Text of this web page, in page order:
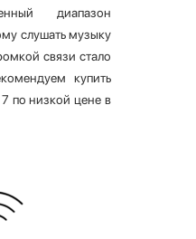
диапазон
слушать музыку
связи стало
купить
по низкой цене в